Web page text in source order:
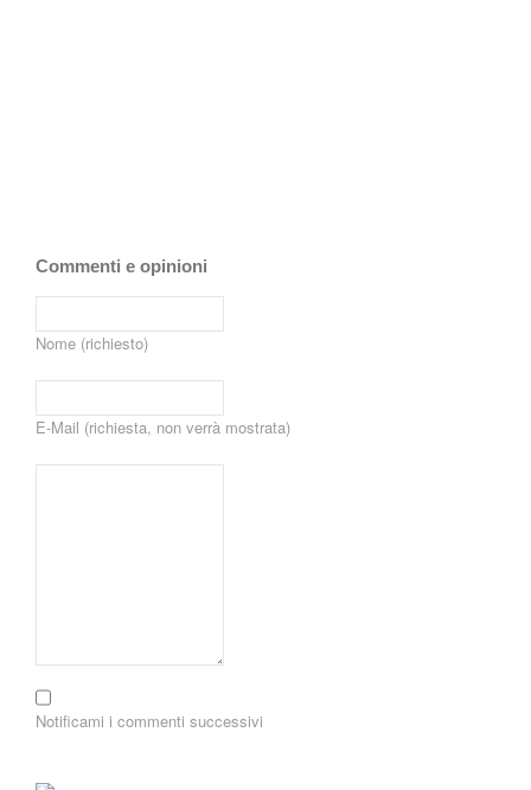
Commenti e opinioni
Nome (richiesto)
E-Mail (richiesta, non verrà mostrata)
Notificami i commenti successivi